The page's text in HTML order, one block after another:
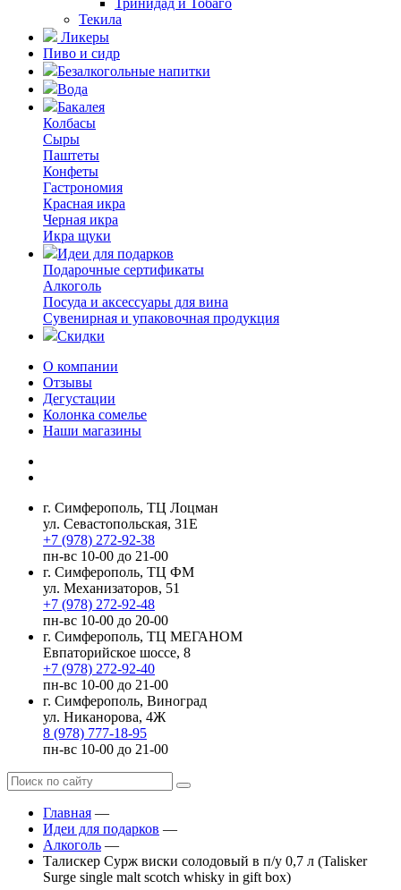
Тринидад и Тобаго
Текила
Ликеры
Пиво и сидр
Безалкогольные напитки
Вода
Бакалея
Колбасы
Сыры
Паштеты
Конфеты
Гастрономия
Красная икра
Черная икра
Икра щуки
Идеи для подарков
Подарочные сертификаты
Алкоголь
Посуда и аксессуары для вина
Сувенирная и упаковочная продукция
Скидки
О компании
Отзывы
Дегустации
Колонка сомелье
Наши магазины
г. Симферополь, ТЦ Лоцман
ул. Севастопольская, 31Е
+7 (978) 272-92-38
пн-вс 10-00 до 21-00
г. Симферополь, ТЦ ФМ
ул. Механизаторов, 51
+7 (978) 272-92-48
пн-вс 10-00 до 20-00
г. Симферополь, ТЦ МЕГАНОМ
Евпаторийское шоссе, 8
+7 (978) 272-92-40
пн-вс 10-00 до 21-00
г. Симферополь, Виноград
ул. Никанорова, 4Ж
8 (978) 777-18-95
пн-вс 10-00 до 21-00
Главная —
Идеи для подарков —
Алкоголь —
Талискер Сурж виски солодовый в п/у 0,7 л (Talisker
Surge single malt scotch whisky in gift box)